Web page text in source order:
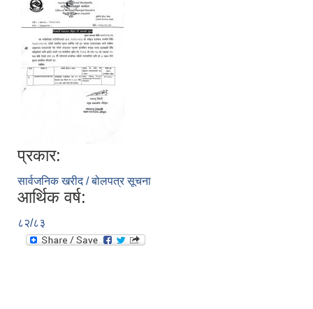
प्रकार:
सार्वजनिक खरीद / बोलपत्र सूचना
आर्थिक वर्ष:
८२/८३